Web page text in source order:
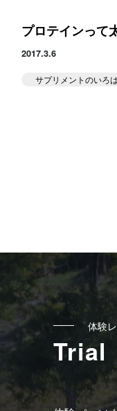
体験
プロテインって
2017.3.6
サプリメントのいろは
体験
Trial